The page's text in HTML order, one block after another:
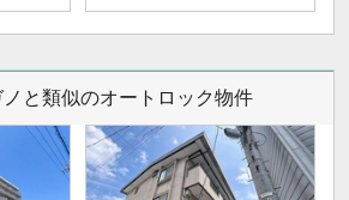
ノと類似のオートロック物件